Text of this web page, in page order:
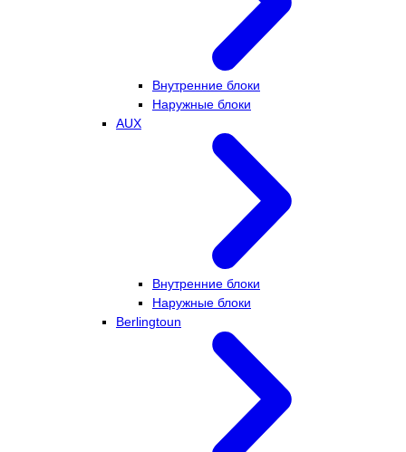
Внутренние блоки
Наружные блоки
AUX
Внутренние блоки
Наружные блоки
Berlingtoun